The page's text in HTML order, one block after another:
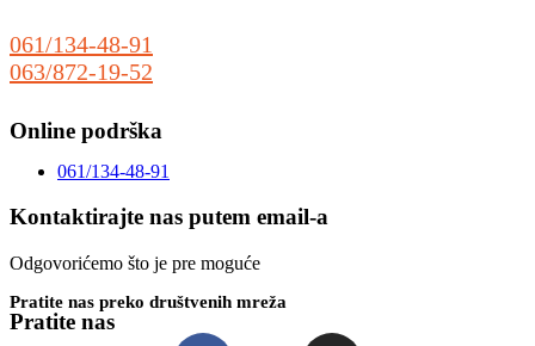
061/134-48-91
063/872-19-52
Online podrška
061/134-48-91
Kontaktirajte nas putem email-a
Odgovorićemo što je pre moguće
Pratite nas preko društvenih mreža
Pratite nas